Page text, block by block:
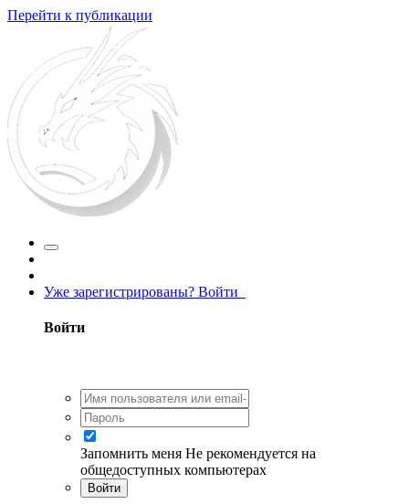
Перейти к публикации
Уже зарегистрированы? Войти
Войти
Запомнить меня Не рекомендуется на
общедоступных компьютерах
Войти